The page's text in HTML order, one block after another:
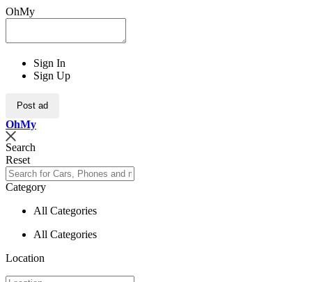
OhMy
Sign In
Sign Up
Post ad
OhMy
Search
Reset
Category
All Categories
All Categories
Location